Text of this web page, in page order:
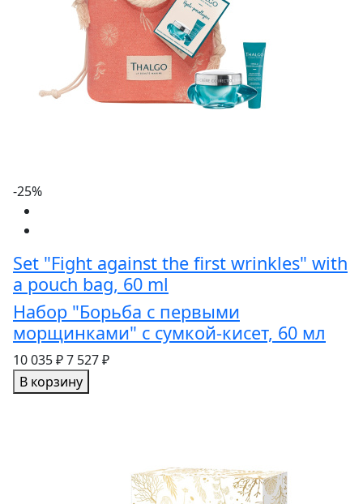
-25%
Set "Fight against the first wrinkles" with
a pouch bag, 60 ml
Набор "Борьба с первыми
морщинками" с сумкой-кисет, 60 мл
10 035 ₽7 527 ₽
В корзину